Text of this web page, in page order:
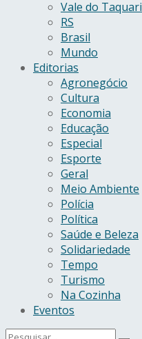
Vale do Taquari
RS
Brasil
Mundo
Editorias
Agronegócio
Cultura
Economia
Educação
Especial
Esporte
Geral
Meio Ambiente
Polícia
Política
Saúde e Beleza
Solidariedade
Tempo
Turismo
Na Cozinha
Eventos